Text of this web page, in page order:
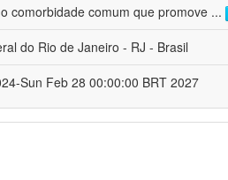
comorbidade comum que promove ...
do Rio de Janeiro - RJ - Brasil
Sun Feb 28 00:00:00 BRT 2027